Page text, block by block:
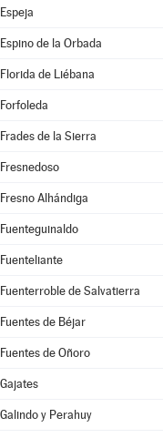
Espeja
Espino de la Orbada
Florida de Liébana
Forfoleda
Frades de la Sierra
Fresnedoso
Fresno Alhándiga
Fuenteguinaldo
Fuenteliante
Fuenterroble de Salvatierra
Fuentes de Béjar
Fuentes de Oñoro
Gajates
Galindo y Perahuy